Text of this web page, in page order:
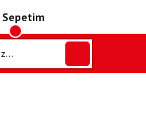
Sepetim